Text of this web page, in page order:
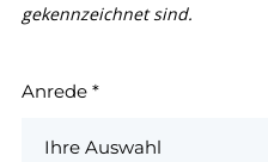
gekennzeichnet sind.
Anrede *